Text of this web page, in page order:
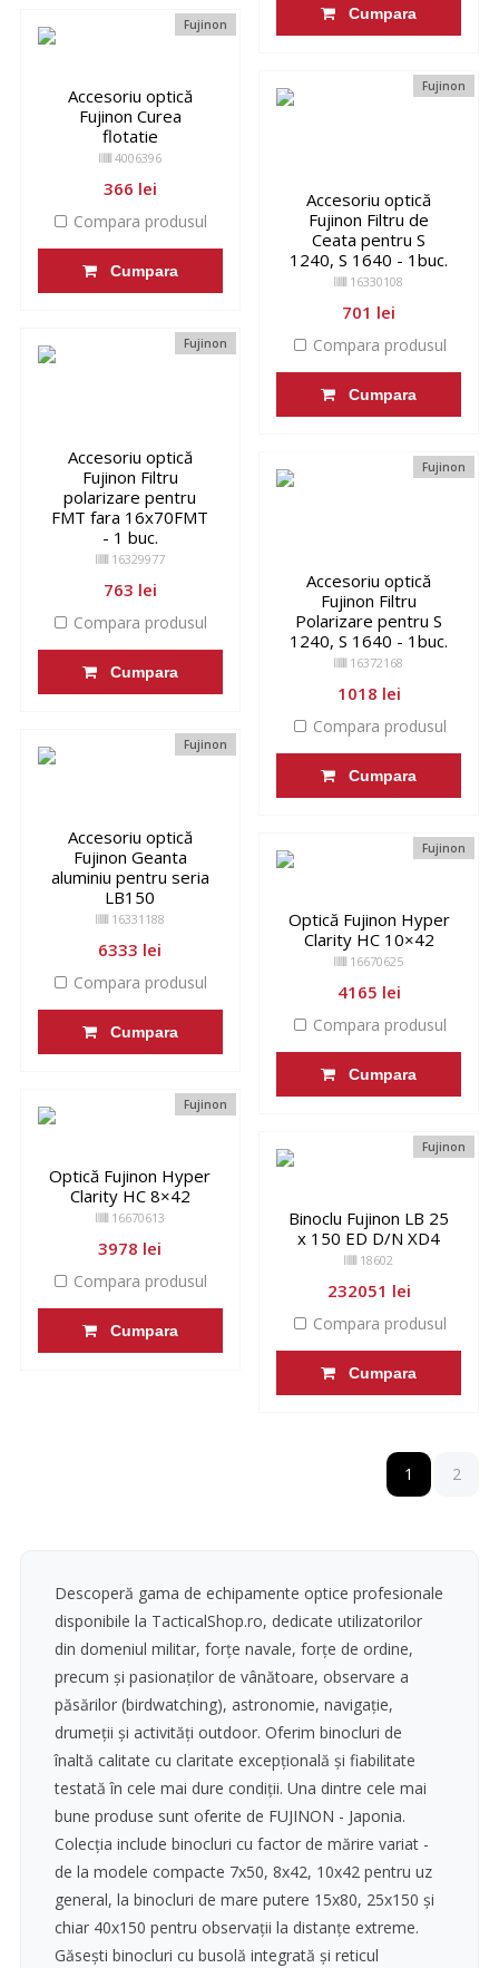
Cumpara
Fujinon
Accesoriu optică
Fujinon Curea
flotatie
4006396
366 lei
Compara produsul
Cumpara
Fujinon
Accesoriu optică
Fujinon Filtru de
Ceata pentru S
1240, S 1640 - 1buc.
16330108
701 lei
Compara produsul
Cumpara
Fujinon
Accesoriu optică
Fujinon Filtru
polarizare pentru
FMT fara 16x70FMT
- 1 buc.
16329977
763 lei
Compara produsul
Cumpara
Fujinon
Accesoriu optică
Fujinon Filtru
Polarizare pentru S
1240, S 1640 - 1buc.
16372168
1018 lei
Compara produsul
Cumpara
Fujinon
Accesoriu optică
Fujinon Geanta
aluminiu pentru seria
LB150
16331188
6333 lei
Compara produsul
Cumpara
Fujinon
Optică Fujinon Hyper
Clarity HC 10×42
16670625
4165 lei
Compara produsul
Cumpara
Fujinon
Optică Fujinon Hyper
Clarity HC 8×42
16670613
3978 lei
Compara produsul
Cumpara
Fujinon
Binoclu Fujinon LB 25
x 150 ED D/N XD4
18602
232051 lei
Compara produsul
Cumpara
1 2
Descoperă gama de echipamente optice profesionale
disponibile la TacticalShop.ro, dedicate utilizatorilor
din domeniul militar, forțe navale, forțe de ordine,
precum și pasionaților de vânătoare, observare a
păsărilor (birdwatching), astronomie, navigație,
drumeții și activități outdoor. Oferim binocluri de
înaltă calitate cu claritate excepțională și fiabilitate
testată în cele mai dure condiții. Una dintre cele mai
bune produse sunt oferite de FUJINON - Japonia.
Colecția include binocluri cu factor de mărire variat -
de la modele compacte 7x50, 8x42, 10x42 pentru uz
general, la binocluri de mare putere 15x80, 25x150 și
chiar 40x150 pentru observații la distanțe extreme.
Găsești binocluri cu busolă integrată și reticul